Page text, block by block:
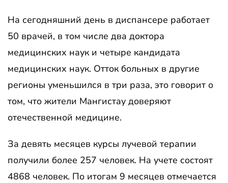
На сегодняшний день в диспансере работает
50 врачей, в том числе два доктора
медицинских наук и четыре кандидата
медицинских наук. Отток больных в другие
регионы уменьшился в три раза, это говорит о
том, что жители Мангистау доверяют
отечественной медицине.
За девять месяцев курсы лучевой терапии
получили более 257 человек. На учете состоят
4868 человек. По итогам 9 месяцев отмечается